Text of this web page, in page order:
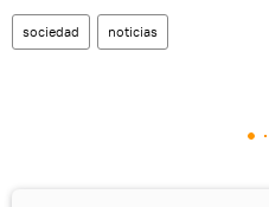
sociedad noticias